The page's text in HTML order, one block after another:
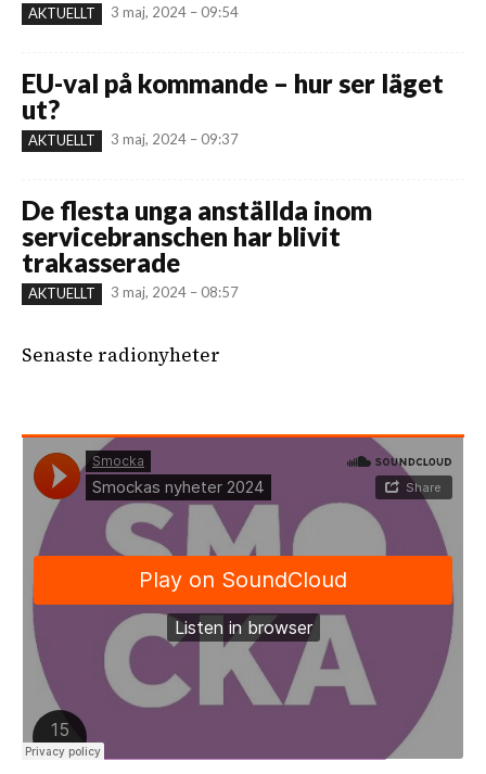
AKTUELLT 3 maj, 2024 – 09:54
EU-val på kommande – hur ser läget
ut?
AKTUELLT 3 maj, 2024 – 09:37
De flesta unga anställda inom
servicebranschen har blivit
trakasserade
AKTUELLT 3 maj, 2024 – 08:57
Senaste radionyheter